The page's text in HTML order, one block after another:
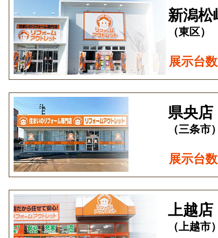
新潟松
（東区）
展示台数
県央店
（三条市
展示台数
上越店
（上越市